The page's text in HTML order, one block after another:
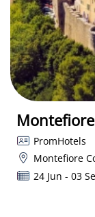
PromHotels
Montefiore
24 Jun - 03